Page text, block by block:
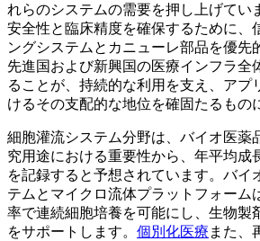
れらのシステムの需要を押し上げてい
安全性と臨床精度を確保するために、
ングシステムとカニューレ部品を優先
先進国および新興国の医療インフラ全
ることが、持続的な利用を支え、アプ
けるその支配的な地位を確固たるもの
細胞灌流システム分野は、バイオ医薬
究用途における重要性から、年平均成
を記録すると予想されています。バイ
テムとマイクロ流体プラットフォーム
率で連続細胞培養を可能にし、生物製
をサポートします。 個別化医療 また、